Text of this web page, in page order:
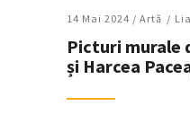
14 Mai 2024 / Artǎ
Picturi murale
și Harcea